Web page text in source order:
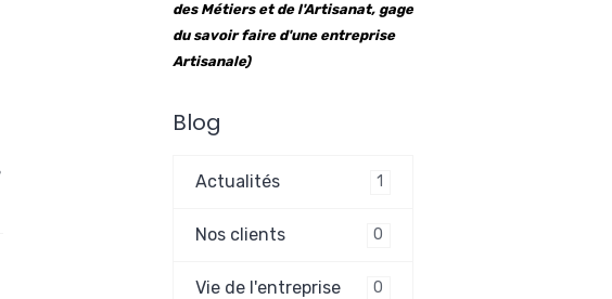
des Métiers et de l'Artisanat, gage
du savoir faire d'uneentreprise
Artisanale)
Blog
Actualités 1
Nos clients 0
Vie de l'entreprise 0